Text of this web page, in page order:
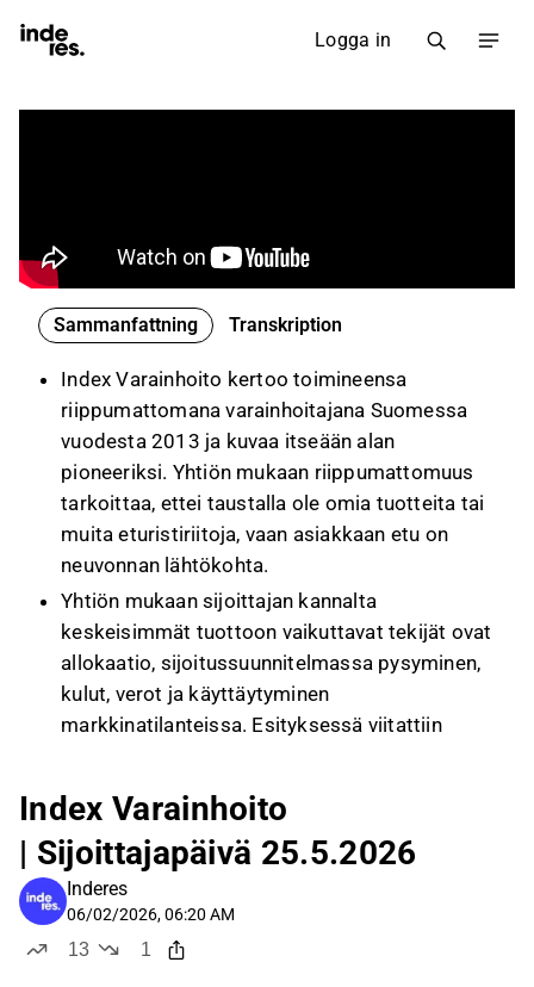
Logga in
Sammanfattning Transkription
Index Varainhoito kertoo toimineensa
riippumattomana varainhoitajana Suomessa
vuodesta 2013 ja kuvaa itseään alan
pioneeriksi. Yhtiön mukaan riippumattomuus
tarkoittaa, ettei taustalla ole omia tuotteita tai
muita eturistiriitoja, vaan asiakkaan etu on
neuvonnan lähtökohta.
Yhtiön mukaan sijoittajan kannalta
keskeisimmät tuottoon vaikuttavat tekijät ovat
allokaatio, sijoitussuunnitelmassa pysyminen,
kulut, verot ja käyttäytyminen
markkinatilanteissa. Esityksessä viitattiin
useimmissa omaisuusluokissa aktiivisia
rahastoja johdonmukaisempi vaihtoehto.
Index Varainhoito sanoo toteuttavansa listatut
korko-, osake- ja likvidit vaihtoehtoiset
sijoitukset indeksisijoittamisen periaatteilla.
Index Varainhoito
| Sijoittajapäivä 25.5.2026
Inderes
06/02/2026, 06:20 AM
13
1